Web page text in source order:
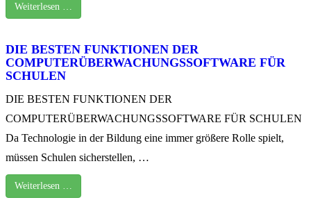
Weiterlesen …
DIE BESTEN FUNKTIONEN DER
COMPUTERÜBERWACHUNGSSOFTWARE FÜR
SCHULEN
DIE BESTEN FUNKTIONEN DER
COMPUTERÜBERWACHUNGSSOFTWARE FÜR SCHULEN
Da Technologie in der Bildung eine immer größere Rolle spielt,
müssen Schulen sicherstellen, …
Weiterlesen …